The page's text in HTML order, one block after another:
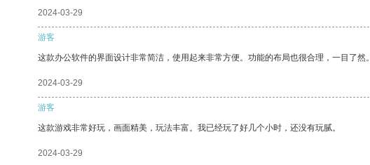
2024-03-29
游客
这款办公软件的界面设计非常简洁，使用起来非常方便。功能的布局也很合理，一目了然。
2024-03-29
游客
这款游戏非常好玩，画面精美，玩法丰富。我已经玩了好几个小时，还没有玩腻。
2024-03-29